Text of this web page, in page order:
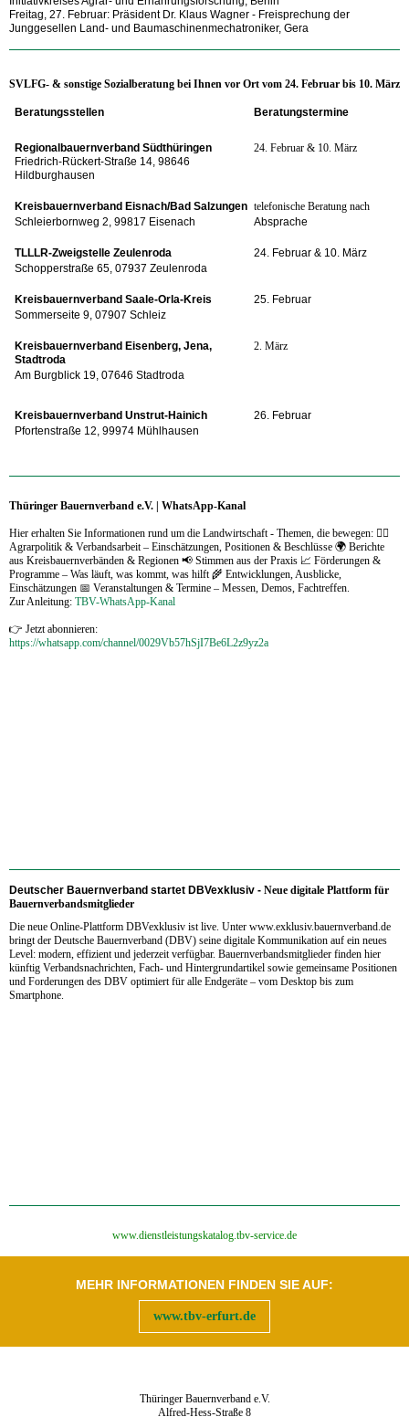
Freitag, 27. Februar: Präsident Dr. Klaus Wagner - Freisprechung der
Junggesellen Land- und Baumaschinenmechatroniker, Gera
SVLFG- & sonstige Sozialberatung bei Ihnen vor Ort vom 24. Februar bis 10. März
Beratungsstellen Beratungstermine
Regionalbauernverband Südthüringen
Friedrich-Rückert-Straße 14, 98646
Hildburghausen
24. Februar & 10. März
Kreisbauernverband Eisnach/Bad Salzungen telefonische Beratung nach
Schleierbornweg 2, 99817 Eisenach
Absprache
TLLLR-Zweigstelle Zeulenroda
24. Februar & 10. März
Schopperstraße 65, 07937 Zeulenroda
Kreisbauernverband Saale-Orla-Kreis
25. Februar
Sommerseite 9, 07907 Schleiz
Kreisbauernverband Eisenberg, Jena,
Stadtroda
2. März
Am Burgblick 19, 07646 Stadtroda
Kreisbauernverband Unstrut-Hainich
26. Februar
Pfortenstraße 12, 99974 Mühlhausen
Thüringer Bauernverband e.V. | WhatsApp-Kanal
Hier erhalten Sie Informationen rund um die Landwirtschaft - Themen, die bewegen: 🧑‍⚖️
Agrarpolitik & Verbandsarbeit – Einschätzungen, Positionen & Beschlüsse 🌍 Berichte
aus Kreisbauernverbänden & Regionen 📢 Stimmen aus der Praxis 📈 Förderungen &
Programme – Was läuft, was kommt, was hilft 🌾 Entwicklungen, Ausblicke,
Einschätzungen 📅 Veranstaltungen & Termine – Messen, Demos, Fachtreffen.
Zur Anleitung: TBV-WhatsApp-Kanal
👉 Jetzt abonnieren:
https://whatsapp.com/channel/0029Vb57hSjI7Be6L2z9yz2a
Deutscher Bauernverband startet DBVexklusiv - Neue digitale Plattform für
Bauernverbandsmitglieder
Die neue Online-Plattform DBVexklusiv ist live. Unter www.exklusiv.bauernverband.de
bringt der Deutsche Bauernverband (DBV) seine digitale Kommunikation auf ein neues
Level: modern, effizient und jederzeit verfügbar. Bauernverbandsmitglieder finden hier
künftig Verbandsnachrichten, Fach- und Hintergrundartikel sowie gemeinsame Positionen
und Forderungen des DBV optimiert für alle Endgeräte – vom Desktop bis zum
Smartphone.
‍www.dienstleistungskatalog.tbv-service.de
MEHR INFORMATIONEN FINDEN SIE AUF:
www.tbv-erfurt.de
Thüringer Bauernverband e.V.
Alfred-Hess-Straße 8